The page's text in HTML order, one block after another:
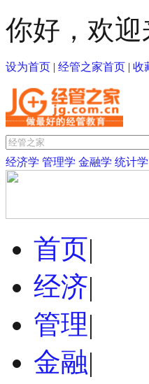
你好，欢
设为首页 | 经管之家首页 | 收
经济学 管理学 金融学 统计学
首页|
经济|
管理|
金融|